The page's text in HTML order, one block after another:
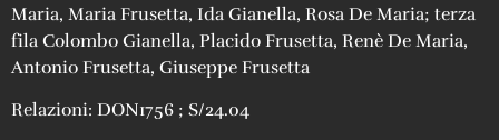
Maria, Maria Frusetta, Ida Gianella, Rosa De Maria; terza
fila Colombo Gianella, Placido Frusetta, Renè De Maria,
Antonio Frusetta, Giuseppe Frusetta
Relazioni: DON1756 ; S/24.04